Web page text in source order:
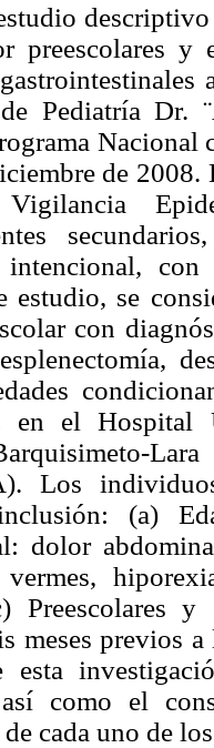
preescolares y
Pediatría Dr.
de
intencional,
estudio, se
con
en el Hospital
Los
(a)
dolor
Preescolares y
meses previos
esta
como el
cada uno de